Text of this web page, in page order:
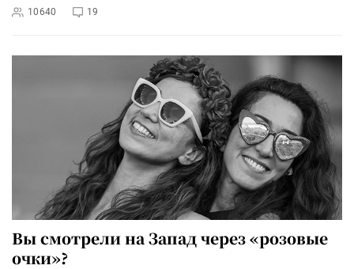
10640 19
Вы смотрели на Запад через «розовые
очки»?